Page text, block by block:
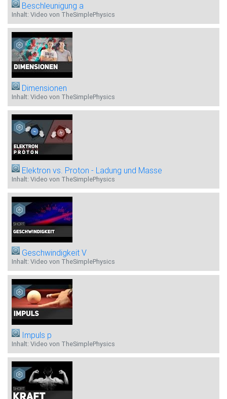
Beschleunigung a
Inhalt: Video von TheSimplePhysics
Dimensionen
Inhalt: Video von TheSimplePhysics
Elektron vs. Proton - Ladung und Masse
Inhalt: Video von TheSimplePhysics
Geschwindigkeit V
Inhalt: Video von TheSimplePhysics
Impuls p
Inhalt: Video von TheSimplePhysics